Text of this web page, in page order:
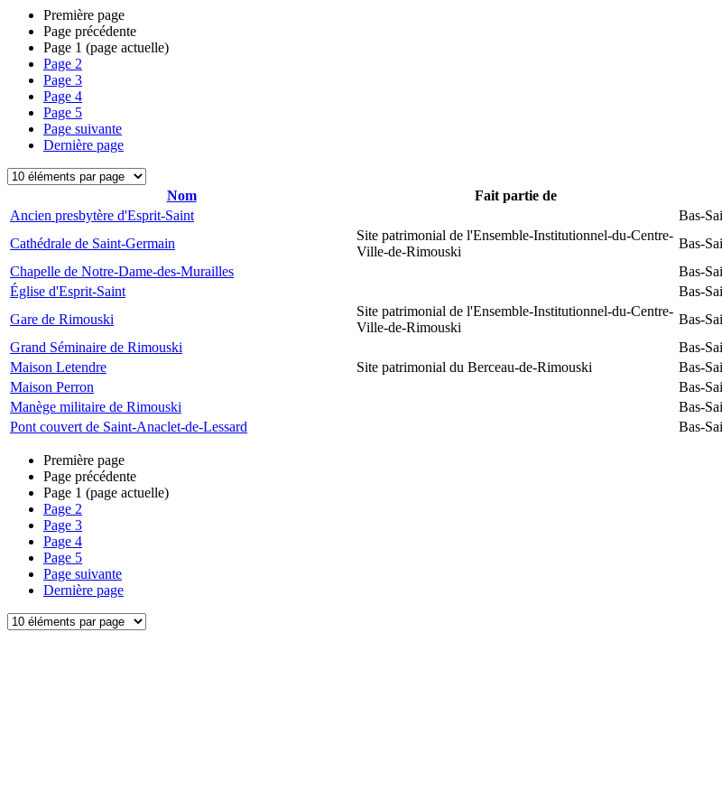
Première page
Page précédente
Page 1 (page actuelle)
Page 2
Page 3
Page 4
Page 5
Page suivante
Dernière page
Nom Fait partie de
Ancien presbytère d'Esprit-Saint
Bas-
Cathédrale de Saint-Germain
Site patrimonial de l'Ensemble-Institutionnel-du-Centre-
Ville-de-Rimouski
Bas-
Chapelle de Notre-Dame-des-Murailles
Bas-
Église d'Esprit-Saint
Bas-
Gare de Rimouski
Site patrimonial de l'Ensemble-Institutionnel-du-Centre-
Ville-de-Rimouski
Bas-
Grand Séminaire de Rimouski
Bas-
Maison Letendre
Site patrimonial du Berceau-de-Rimouski Bas-
Maison Perron
Bas-
Manège militaire de Rimouski
Bas-
Pont couvert de Saint-Anaclet-de-Lessard
Bas-
Première page
Page précédente
Page 1 (page actuelle)
Page 2
Page 3
Page 4
Page 5
Page suivante
Dernière page